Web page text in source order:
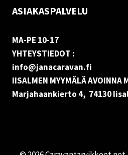
ASIAKASPALVELU
MA-PE 10-17
YHTEYSTIEDOT :
info@janacaravan.fi
IISALMEN MYYMÄLÄ AVOINNA
Marjahaankierto 4, 74130